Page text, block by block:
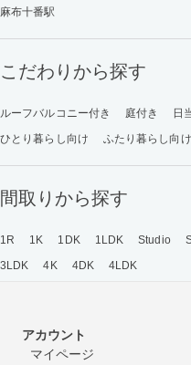
麻布十番駅
こだわりから探す
ルーフバルコニー付き 庭付き 日
ひとり暮らし向け
ふたり暮らし向け
間取りから探す
1R 1K 1DK 1LDK Studio
3LDK
4K 4DK 4LDK
アカウント
マイページ